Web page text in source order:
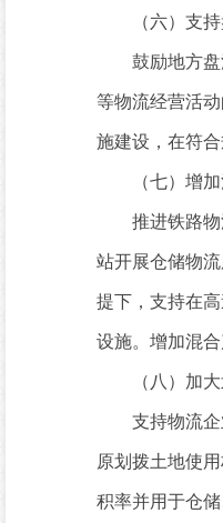
（六）支持
鼓励地方盘活
等物流经营活
施建设，在符
（七）增加
推进铁路物流
站开展仓储物
提下，支持在
设施。增加混
（八）加大
支持物流企业
原划拨土地使
积率并用于仓